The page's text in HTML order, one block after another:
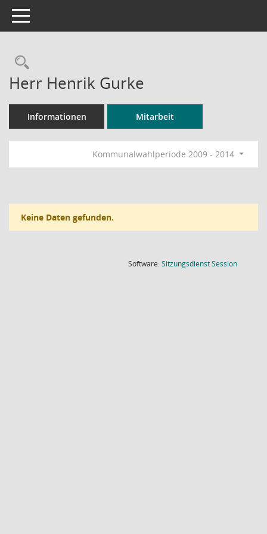
Toggle navigation
Rechercheauswahl
Herr Henrik Gurke
Informationen Mitarbeit
Kommunalwahlperiode 2009 - 2014
Keine Daten gefunden.
Software:SitzungsdienstSession(Wird in